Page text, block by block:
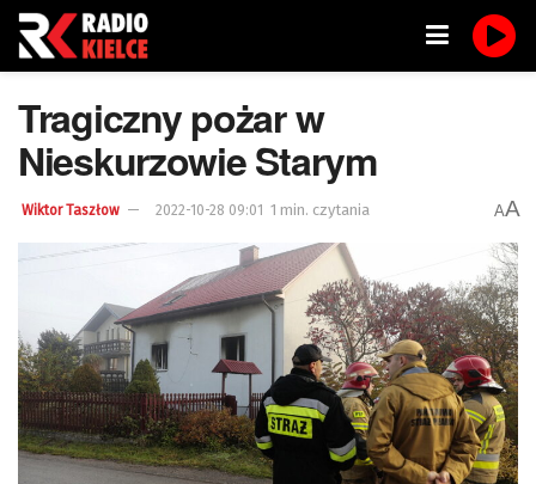
Tragiczny pożar w
Nieskurzowie Starym
Wiktor Taszłow 2022-10-28 09:01 1 min. czytania AA